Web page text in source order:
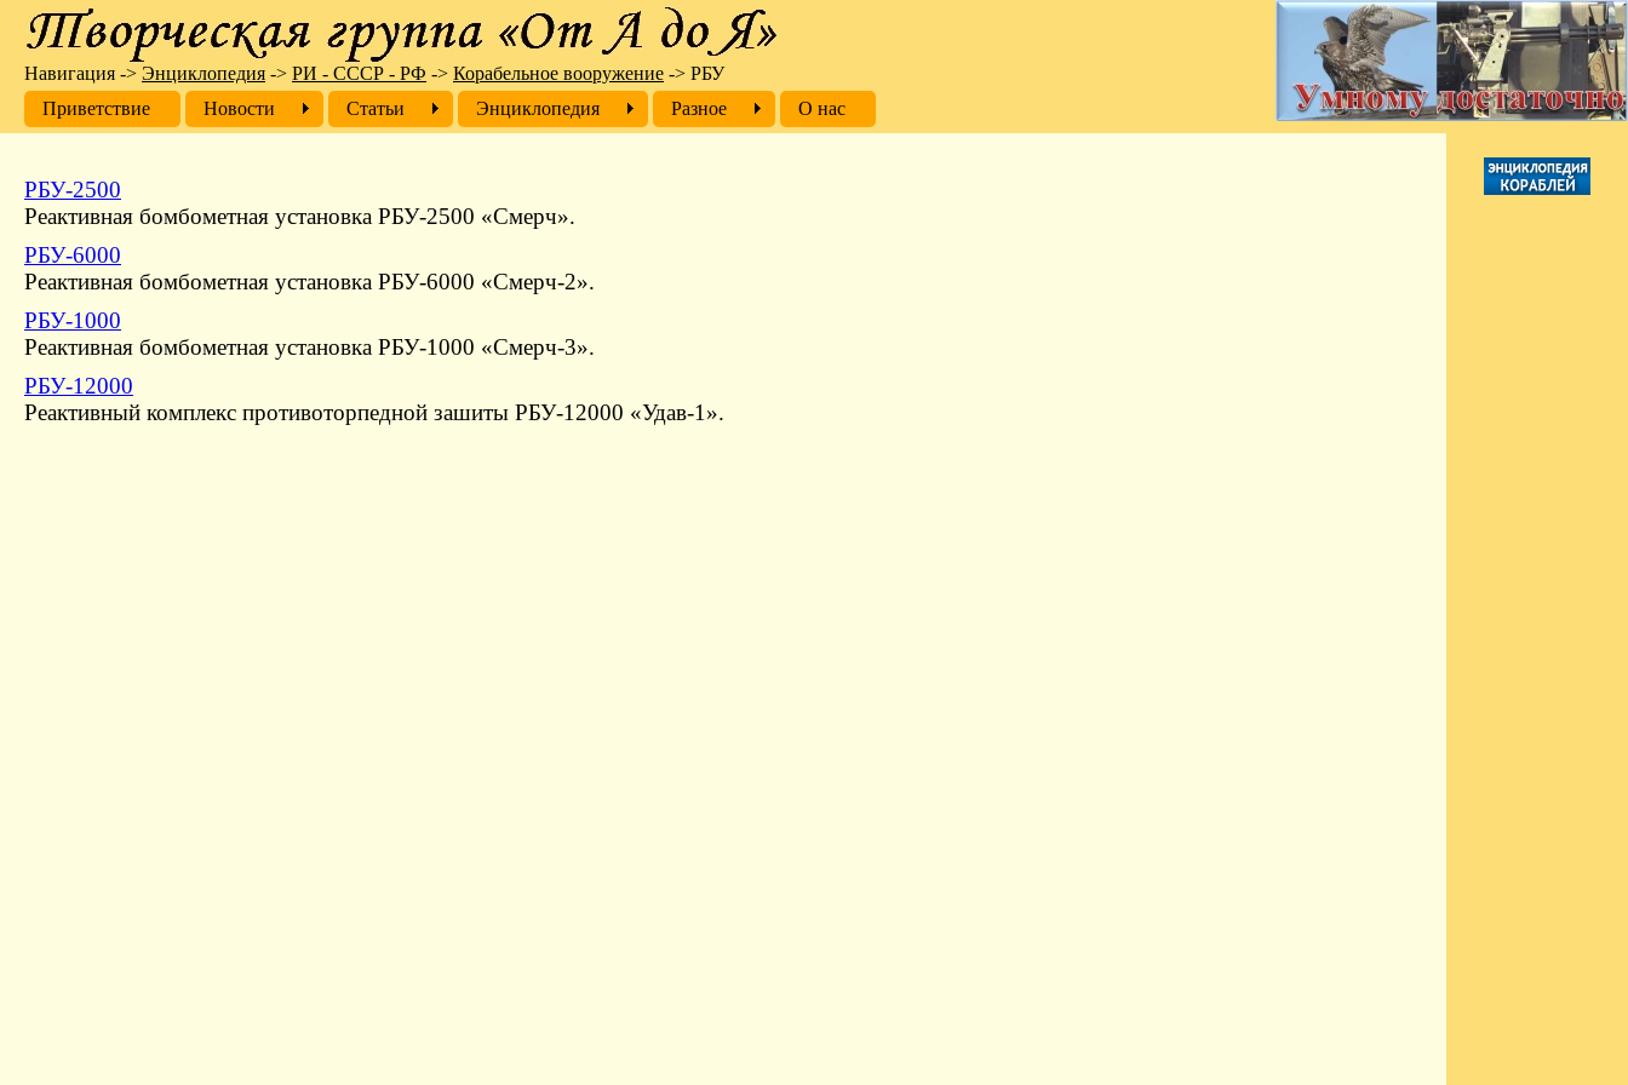
РБУ-2500
Реактивная бомбометная установка РБУ-2500 «Смерч».
РБУ-6000
Реактивная бомбометная установка РБУ-6000 «Смерч-2».
РБУ-1000
Реактивная бомбометная установка РБУ-1000 «Смерч-3».
РБУ-12000
Реактивный комплекс противоторпедной зашиты РБУ-12000 «Удав-1».
Навигация -> Энциклопедия -> РИ - СССР - РФ -> Корабельное вооружение -> РБУ
Приветствие
Новости Cтатьи Энциклопедия Разное О нас